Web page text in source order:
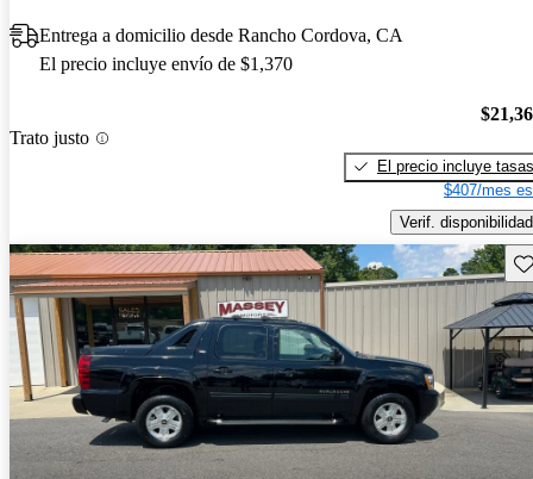
Entrega a domicilio desde Rancho Cordova, CA
El precio incluye envío de $1,370
Trato justo
El precio incluye tasas
$407/mes
Verif. disponibilidad